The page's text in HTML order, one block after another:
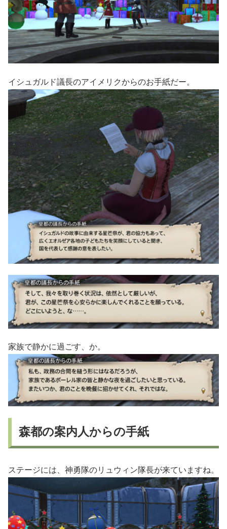
イシュガルド議長のアイメリクからのお手紙だー。
家族で静かに過ごす、か。
森都の案内人からの手紙
ステージには、神勇隊のリュウィン隊長が来ていますね。